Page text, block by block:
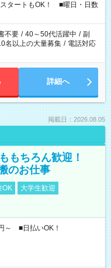
タートもOK！ ■曜日・日数
不要 / 40～50代活躍中 / 副
名以上の大量募集 / 電話対応
詳細へ
掲載日：2026.08.05
もちろん歓迎！
のお仕事
OK
大学生歓迎
～ ■日払いOK！